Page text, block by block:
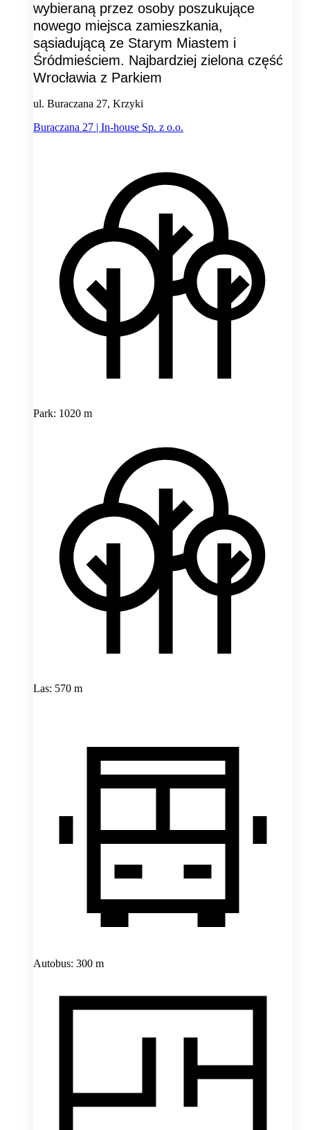
wybieraną przez osoby poszukujące
nowego miejsca zamieszkania,
sąsiadującą ze Starym Miastem i
Śródmieściem. Najbardziej zielona część
Wrocławia z Parkiem
ul. Buraczana 27, Krzyki
Buraczana 27 | In-house Sp. z o.o.
Park: 1020 m
Las: 570 m
Autobus: 300 m